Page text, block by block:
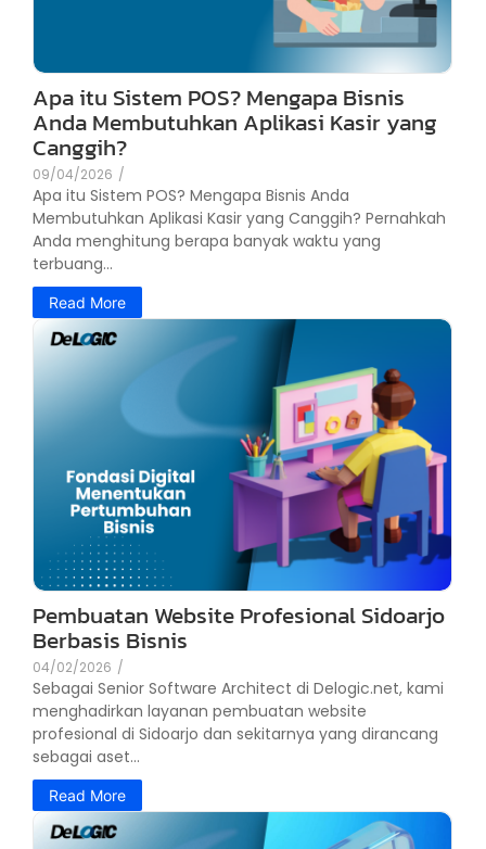
Apa itu Sistem POS? Mengapa Bisnis
Anda Membutuhkan Aplikasi Kasir yang
Canggih?
09/04/2026 /
Apa itu Sistem POS? Mengapa Bisnis Anda
Membutuhkan Aplikasi Kasir yang Canggih? Pernahkah
Anda menghitung berapa banyak waktu yang
terbuang...
Read More
Pembuatan Website Profesional Sidoarjo
Berbasis Bisnis
04/02/2026 /
Sebagai Senior Software Architect di Delogic.net, kami
menghadirkan layanan pembuatan website
profesional di Sidoarjo dan sekitarnya yang dirancang
sebagai aset...
Read More